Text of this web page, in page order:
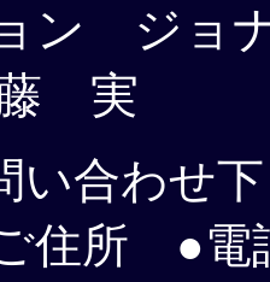
ン ジョ
安藤
い合わせ
住所 ●電